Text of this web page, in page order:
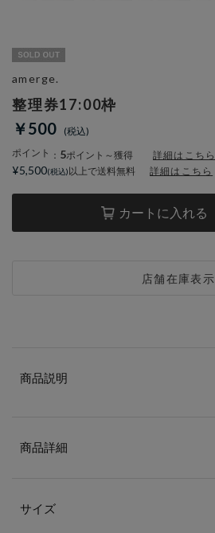
整理券17:00枠
￥500
ポイント ： 5ポイント～獲得 詳細はこちら
カートに入れる
店舗在庫表示
amerge.
¥5,500 以上で送料無料 詳細はこちら
商品説明
商品詳細
サイズ